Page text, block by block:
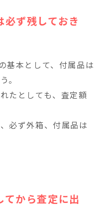
ず残しておき
基本として、付属品は
。
たとしても、査定額
必ず外箱、付属品は
てから査定に出